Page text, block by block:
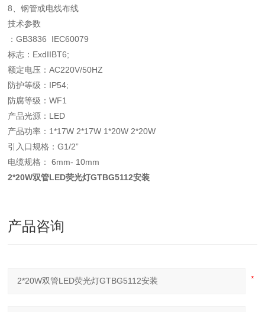
8、钢管或电线布线
技术参数
：GB3836 IEC60079
标志：ExdIIBT6;
额定电压：AC220V/50HZ
防护等级：IP54;
防腐等级：WF1
产品光源：LED
产品功率：1*17W 2*17W 1*20W 2*20W
引入口规格：G1/2”
电缆规格： 6mm- 10mm
2*20W双管LED荧光灯GTBG5112安装
产品咨询